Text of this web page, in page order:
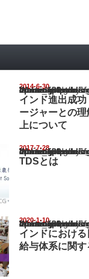
2014-6-30
Warning
: Undefined array key
/home/netst/kuno-cpa.co.jp/
on line183
インド進出成
ージャーとの
上について
2017-7-28
Warning
: Undefined array key
/home/netst/kuno-cpa.co.jp/
on line183
TDSとは
2020-1-10
Warning
: Undefined array key
/home/netst/kuno-cpa.co.jp/
on line183
インドにおけ
給与体系に関